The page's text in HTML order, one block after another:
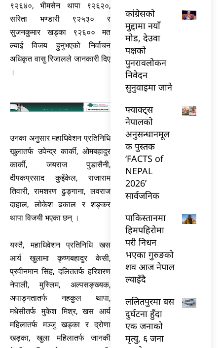
९२६४०, भीमसेन थापा ९२६२०,
सरिता भण्डारी ९२५३० र
सुजनकुमार खड्का ९२६०० मत
ल्याई विजय हुनुभएको निर्वाचन
अधिकृत वासु रिजालले जानकारी दिए
।
उनका अनुसार महाधिवेशन प्रतिनिधि
खुलातर्फ उपेन्द्र कार्की, ओमबहादुर
कार्की, जयराज पुडासैनी,
दीपकप्रसाद कुइँकेल, राजाराम
तिवारी, रामशरण ढुङ्गाना, लवराज
दाहाल, लोकेश ढकाल र शङ्कर
थापा विजयी भएका छन् ।
यस्तै, महाधिवेशन प्रतिनिधि खस
आर्य खुलामा कृष्णबहादुर केसी,
प्रवीनमान सिंह, दलिततर्फ हरिशरण
नेपाली, मुस्लिम, अल्पसङ्ख्यक,
अपाङ्गतातर्फ नहकुल थापा,
मधेसीतर्फ मुकेश मिश्र, खस आर्य
महिलातर्फ मञ्जु खड्का र द्रोणा
खड्का, खुला महिलातर्फ जानकी
कांग्रेसको
मुद्दामा नयाँ
मोड, देउवा
पक्षको
पुनरावलोकन
निवेदन
सुनुवाइमा जाने
फ्याक्ट्स
नेपालको
अनुसन्धानमूल
क पुस्तक
‘FACTS of
NEPAL
2026’
सार्वजनिक
पाकिस्तानमा
हिमपहिरोमा
परी निधन
भएका गुरुङको
शव आज नेपाल
ल्याइँदै
ललितपुरमा बस
दुर्घटना हुँदा
एक जनाको
मृत्यु, ६ जना